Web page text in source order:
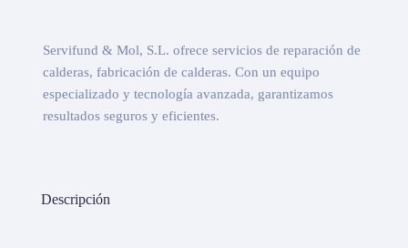
Servifund & Mol, S.L. ofrece servicios de reparación de
calderas, fabricación de calderas. Con un equipo
especializado y tecnología avanzada, garantizamos
resultados seguros y eficientes.
Descripción